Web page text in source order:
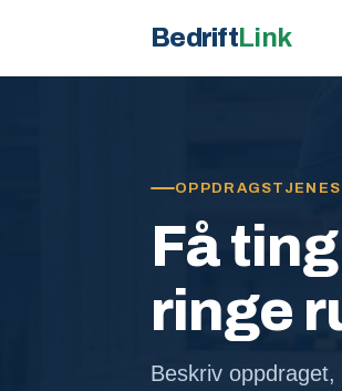
BedriftLink
Få
ringe
Beskriv